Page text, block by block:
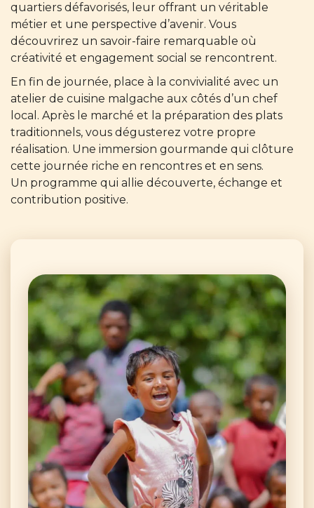
quartiers défavorisés, leur offrant un véritable
métier et une perspective d’avenir. Vous
découvrirez un savoir-faire remarquable où
créativité et engagement social se rencontrent.
En fin de journée, place à la convivialité avec un
atelier de cuisine malgache aux côtés d’un chef
local. Après le marché et la préparation des plats
traditionnels, vous dégusterez votre propre
réalisation. Une immersion gourmande qui clôture
cette journée riche en rencontres et en sens.
Un programme qui allie découverte, échange et
contribution positive.